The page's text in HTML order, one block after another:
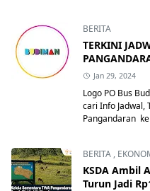
BERITA
TERKINI
Jan 29, 2024
Logo PO Bus
cari Info Jadwal,
Pangandaran ke
BERITA ,
KSDA Ambil
Turun Jadi